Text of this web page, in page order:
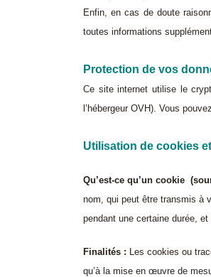
Enfin, en cas de doute
toutes informations
Protection de vos
Ce site internet utilise le
l’hébergeur OVH). Vous
Utilisation de cookies
Qu’est-ce qu’un cookie
nom, qui peut être transmis à
pendant une certaine durée,
Finalités : Les cookies ou
qu’à la mise en œuvre de